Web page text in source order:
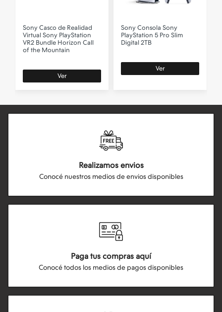
Sony Casco de Realidad
Virtual Sony PlayStation
VR2 Bundle Horizon Call
of the Mountain
Ver
Sony Consola Sony
PlayStation 5 Pro Slim
Digital 2TB
Ver
Realizamos envios
Conocé nuestros medios de envios disponibles
Paga tus compras aquí
Conocé todos los medios de pagos disponibles